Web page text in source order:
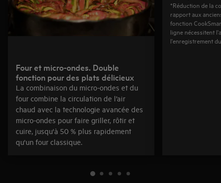
Four et micro-ondes. Double
fonction pour des plats délicieux
La combinaison du micro-ondes et du
four combine la circulation de l’air
chaud avec la technologie avancée des
micro-ondes pour faire griller, rôtir et
cuire, jusqu'à 50 % plus rapidement
qu'un four classique.
*Réduction de la
rapport aux
fonction
ligne nécessitent
l'enregistrement